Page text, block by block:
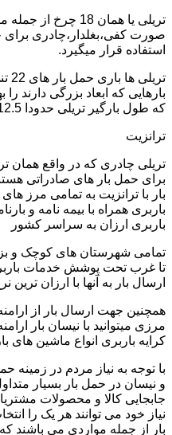
تریلی یا همان 18
صورت کفی،بغلدار،چادری
استفاده قرار میگیرد.
بارهایی که ابعاد بزرگی دارند
که طول بارگیر تریلی حدودا 12.5 متر است.
ترانزیت
تریلی چادری که در واقع همان
برای حمل بار های صادراتی
بار با ترانزیت به تمامی مرز
باربری همراه با بیمه نامه و
باربری ارزان به سراسر کشور
تمامی شهرستان های کوچک و
تا غرب تحت پوشش خدمات
ارسال بار به آنها با ارزان
همچنین جهت ارسال بار از
مرزی میتوانید با نیسان بار
کرایه باربری انواع ماشین های
با توجه به نیاز مردم در زمینه
و نیسان در حمل بار بسیار
جابجایی کالا و محصولات
نیاز خود می توانند هر یک را
بار از جمله مواردی می باشند